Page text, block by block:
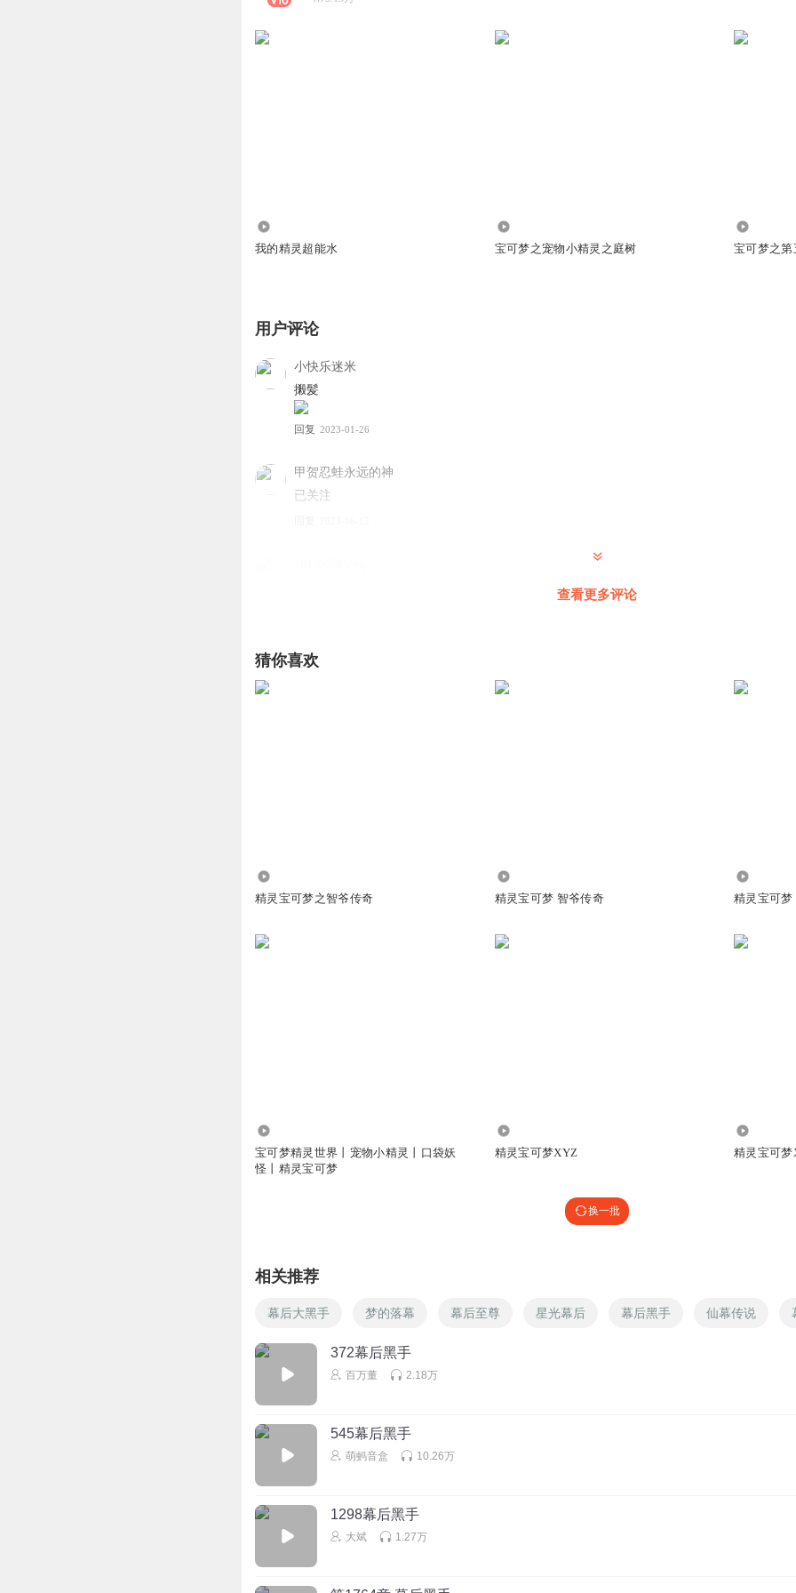
我的精灵超能水 宝可梦之宠物小精灵之庭树 宝可梦之第
用户评论
小快乐迷米
摋髪
回复 2023-01-26
甲贺忍蛙永远的神
已关注
数学地板
查看更多评论
猜你喜欢
精灵宝可梦之智爷传奇 精灵宝可梦 智爷传奇 精灵宝可梦
宝可梦精灵世界丨宠物小精灵丨口袋妖
怪丨精灵宝可梦
精灵宝可梦XYZ 精灵宝可梦
换一批
相关推荐
幕后大黑手 梦的落幕 幕后至尊 星光幕后 幕后黑手 仙幕传说
372幕后黑手
百万董 2.18万
545幕后黑手
萌蚂音盒 10.26万
1298幕后黑手
大斌 1.27万